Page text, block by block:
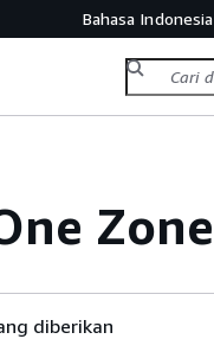
Bahasa Indonesia
Zone
diberikan